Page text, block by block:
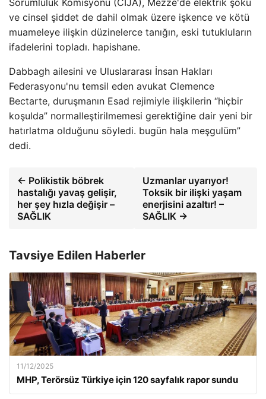
ve cinsel şiddet de dahil olmak üzere işkence ve kötü
muameleye ilişkin düzinelerce tanığın, eski tutukluların
ifadelerini topladı. hapishane.
Dabbagh ailesini ve Uluslararası İnsan Hakları
Federasyonu'nu temsil eden avukat Clemence
Bectarte, duruşmanın Esad rejimiyle ilişkilerin “hiçbir
koşulda” normalleştirilmemesi gerektiğine dair yeni bir
hatırlatma olduğunu söyledi. bugün hala meşgulüm”
dedi.
← Polikistik böbrek
hastalığı yavaş gelişir,
her şey hızla değişir –
SAĞLIK
Uzmanlar uyarıyor!
Toksik bir ilişki yaşam
enerjisini azaltır! –
SAĞLIK →
Tavsiye Edilen Haberler
11/12/2025
MHP, Terörsüz Türkiye için 120 sayfalık rapor sundu